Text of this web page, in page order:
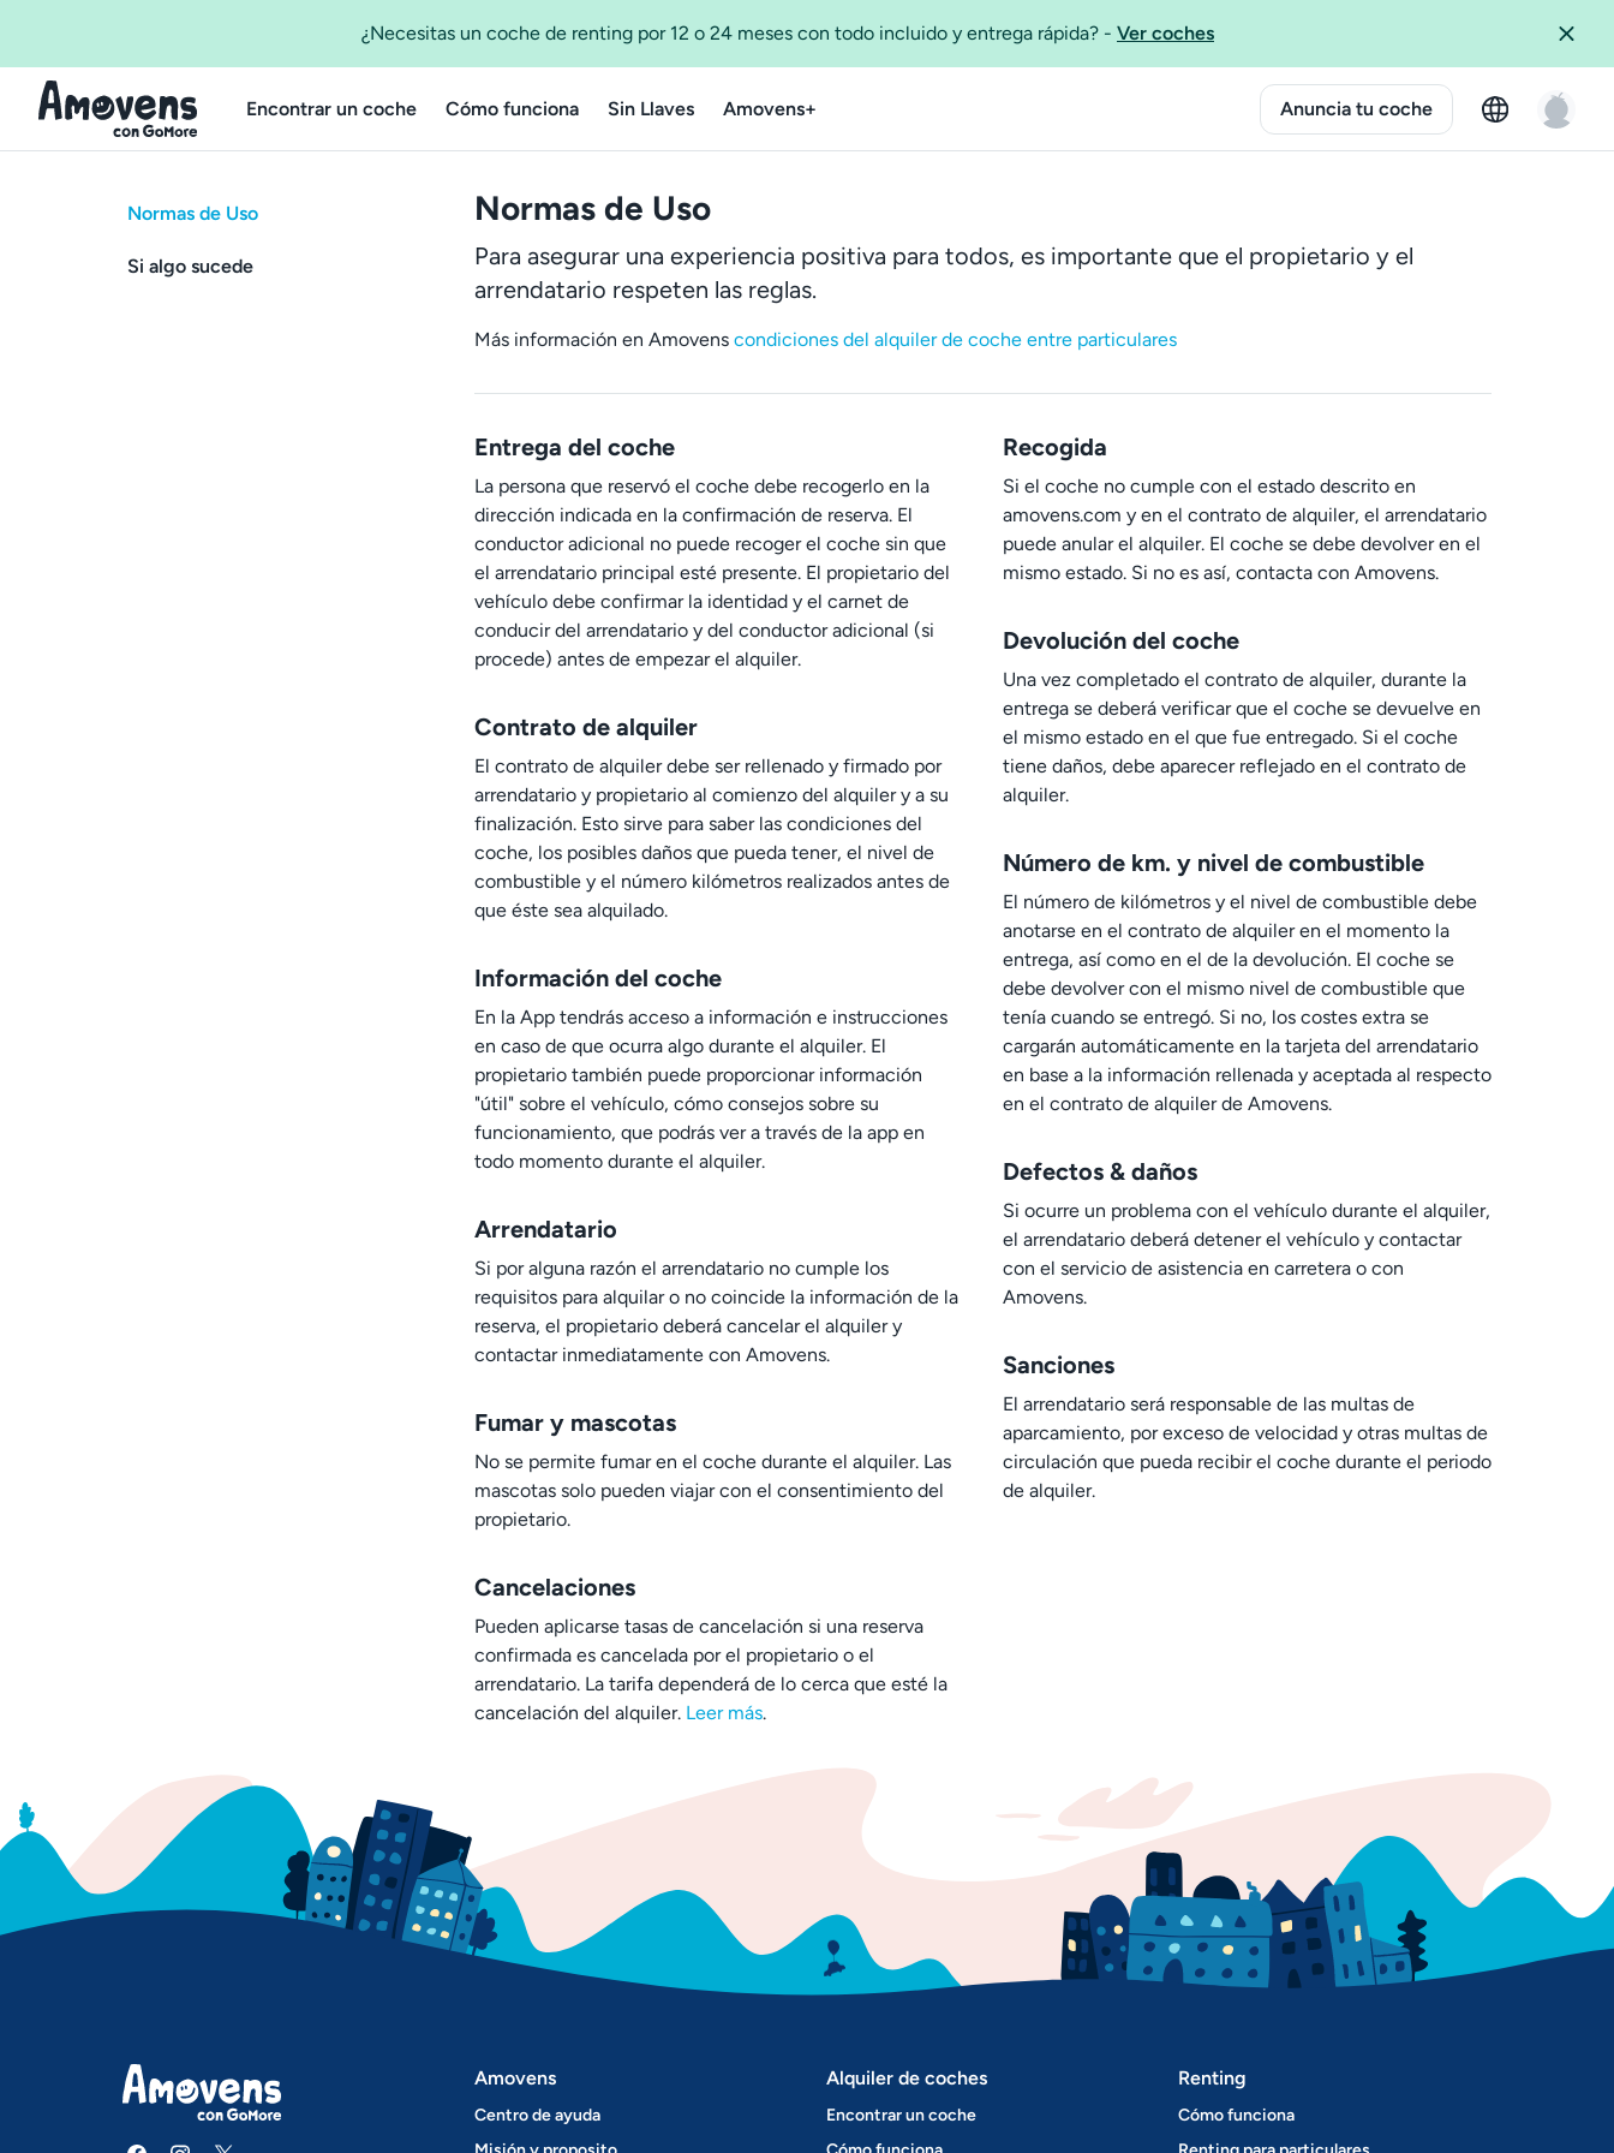
¿Necesitas un coche de renting por 12 o 24 meses con todo incluido y entrega rápida? - Ver coches
Encontrar un coche Cómo funciona Sin Llaves Amovens+ Anuncia tu coche
Normas de Uso
Si algo sucede
Normas de Uso
Para asegurar una experiencia positiva para todos, es importante que el propietario y el
arrendatario respeten las reglas.
Más información en Amovens condiciones del alquiler de coche entre particulares
Entrega del coche
La persona que reservó el coche debe recogerlo en la
dirección indicada en la confirmación de reserva. El
conductor adicional no puede recoger el coche sin que
el arrendatario principal esté presente. El propietario del
vehículo debe confirmar la identidad y el carnet de
conducir del arrendatario y del conductor adicional (si
procede) antes de empezar el alquiler.
Contrato de alquiler
El contrato de alquiler debe ser rellenado y firmado por
arrendatario y propietario al comienzo del alquiler y a su
finalización. Esto sirve para saber las condiciones del
coche, los posibles daños que pueda tener, el nivel de
combustible y el número kilómetros realizados antes de
que éste sea alquilado.
Información del coche
En la App tendrás acceso a información e instrucciones
en caso de que ocurra algo durante el alquiler. El
propietario también puede proporcionar información
"útil" sobre el vehículo, cómo consejos sobre su
funcionamiento, que podrás ver a través de la app en
todo momento durante el alquiler.
Arrendatario
Si por alguna razón el arrendatario no cumple los
requisitos para alquilar o no coincide la información de la
reserva, el propietario deberá cancelar el alquiler y
contactar inmediatamente con Amovens.
Fumar y mascotas
No se permite fumar en el coche durante el alquiler. Las
mascotas solo pueden viajar con el consentimiento del
propietario.
Cancelaciones
Pueden aplicarse tasas de cancelación si una reserva
confirmada es cancelada por el propietario o el
arrendatario. La tarifa dependerá de lo cerca que esté la
cancelación del alquiler. Leer más.
Recogida
Si el coche no cumple con el estado descrito en
amovens.com y en el contrato de alquiler, el arrendatario
puede anular el alquiler. El coche se debe devolver en el
mismo estado. Si no es así, contacta con Amovens.
Devolución del coche
Una vez completado el contrato de alquiler, durante la
entrega se deberá verificar que el coche se devuelve en
el mismo estado en el que fue entregado. Si el coche
tiene daños, debe aparecer reflejado en el contrato de
alquiler.
Número de km. y nivel de combustible
El número de kilómetros y el nivel de combustible debe
anotarse en el contrato de alquiler en el momento la
entrega, así como en el de la devolución. El coche se
debe devolver con el mismo nivel de combustible que
tenía cuando se entregó. Si no, los costes extra se
cargarán automáticamente en la tarjeta del arrendatario
en base a la información rellenada y aceptada al respecto
en el contrato de alquiler de Amovens.
Defectos & daños
Si ocurre un problema con el vehículo durante el alquiler,
el arrendatario deberá detener el vehículo y contactar
con el servicio de asistencia en carretera o con
Amovens.
Sanciones
El arrendatario será responsable de las multas de
aparcamiento, por exceso de velocidad y otras multas de
circulación que pueda recibir el coche durante el periodo
de alquiler.
Amovens
Centro de ayuda
Alquiler de coches
Encontrar un coche
Renting
Cómo funciona